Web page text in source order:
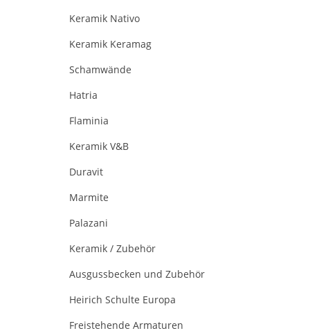
Keramik Nativo
Keramik Keramag
Schamwände
Hatria
Flaminia
Keramik V&B
Duravit
Marmite
Palazani
Keramik / Zubehör
Ausgussbecken und Zubehör
Heirich Schulte Europa
Freistehende Armaturen